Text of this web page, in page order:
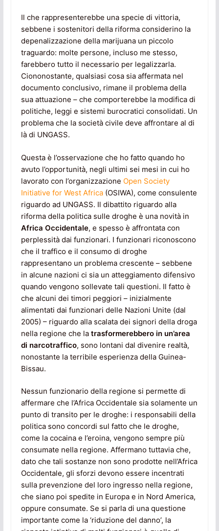
Il che rappresenterebbe una specie di vittoria,
sebbene i sostenitori della riforma considerino la
depenalizzazione della marijuana un piccolo
traguardo: molte persone, incluso me stesso,
farebbero tutto il necessario per legalizzarla.
Ciononostante, qualsiasi cosa sia affermata nel
documento conclusivo, rimane il problema della
sua attuazione – che comporterebbe la modifica di
politiche, leggi e sistemi burocratici consolidati. Un
problema che la società civile deve affrontare al di
là di UNGASS.
Questa è l’osservazione che ho fatto quando ho
avuto l’opportunità, negli ultimi sei mesi in cui ho
lavorato con l’organizzazione Open Society
Initiative for West Africa(OSIWA), come consulente
riguardo ad UNGASS. Il dibattito riguardo alla
riforma della politica sulle droghe è una novità in
Africa Occidentale, e spesso è affrontata con
perplessità dai funzionari. I funzionari riconoscono
che il traffico e il consumo di droghe
rappresentano un problema crescente – sebbene
in alcune nazioni ci sia un atteggiamento difensivo
quando vengono sollevate tali questioni. Il fatto è
che alcuni dei timori peggiori – inizialmente
alimentati dai funzionari delle Nazioni Unite (dal
2005) – riguardo alla scalata dei signori della droga
nella regione che la trasformerebbero in un’area
di narcotraffico, sono lontani dal divenire realtà,
nonostante la terribile esperienza della Guinea-
Bissau.
Nessun funzionario della regione si permette di
affermare che l’Africa Occidentale sia solamente un
punto di transito per le droghe: i responsabili della
politica sono concordi sul fatto che le droghe,
come la cocaina e l’eroina, vengono sempre più
consumate nella regione. Affermano tuttavia che,
dato che tali sostanze non sono prodotte nell’Africa
Occidentale, gli sforzi devono essere incentrati
sulla prevenzione del loro ingresso nella regione,
che siano poi spedite in Europa e in Nord America,
oppure consumate. Se si parla di una questione
importante come la ‘riduzione del danno’, la